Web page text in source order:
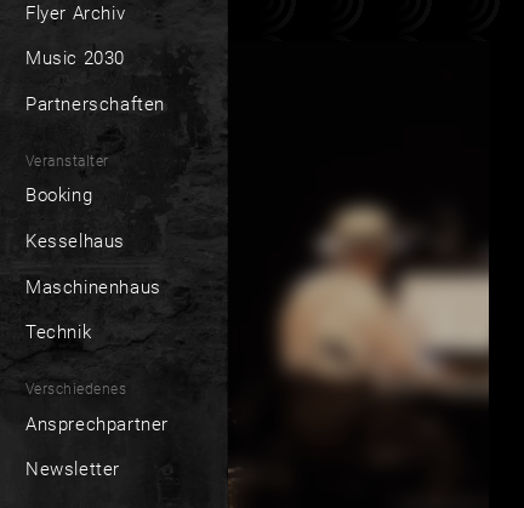
Flyer Archiv
Music 2030
Partnerschaften
Veranstalter
Booking
Kesselhaus
Maschinenhaus
Technik
Verschiedenes
Ansprechpartner
Newsletter